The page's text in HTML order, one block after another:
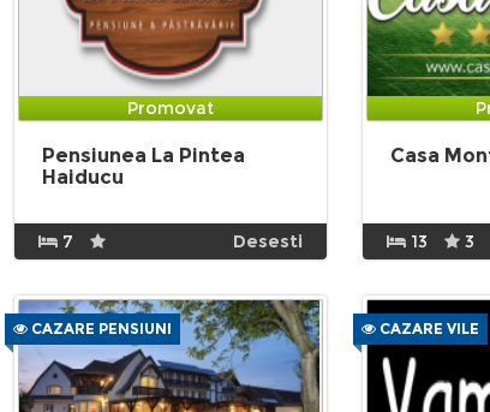
Promovat
Pensiunea La Pintea
Haiducu
7 Desesti
Casa
13 3
CAZARE PENSIUNI CAZARE VILE